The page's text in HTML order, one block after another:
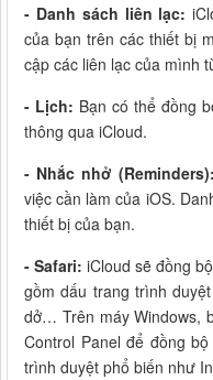
- Danh sách liên lạc:
của bạn trên các thiết bị
cập các liên lạc của mình
- Lịch: Bạn có thể đồng
thông qua iCloud.
- Nhắc nhở (Reminders):
việc cần làm của iOS.
thiết bị của bạn.
- Safari: iCloud sẽ đồng
gồm dấu trang trình
dở… Trên máy Windows,
Control Panel để đồng
trình duyệt phổ biến như